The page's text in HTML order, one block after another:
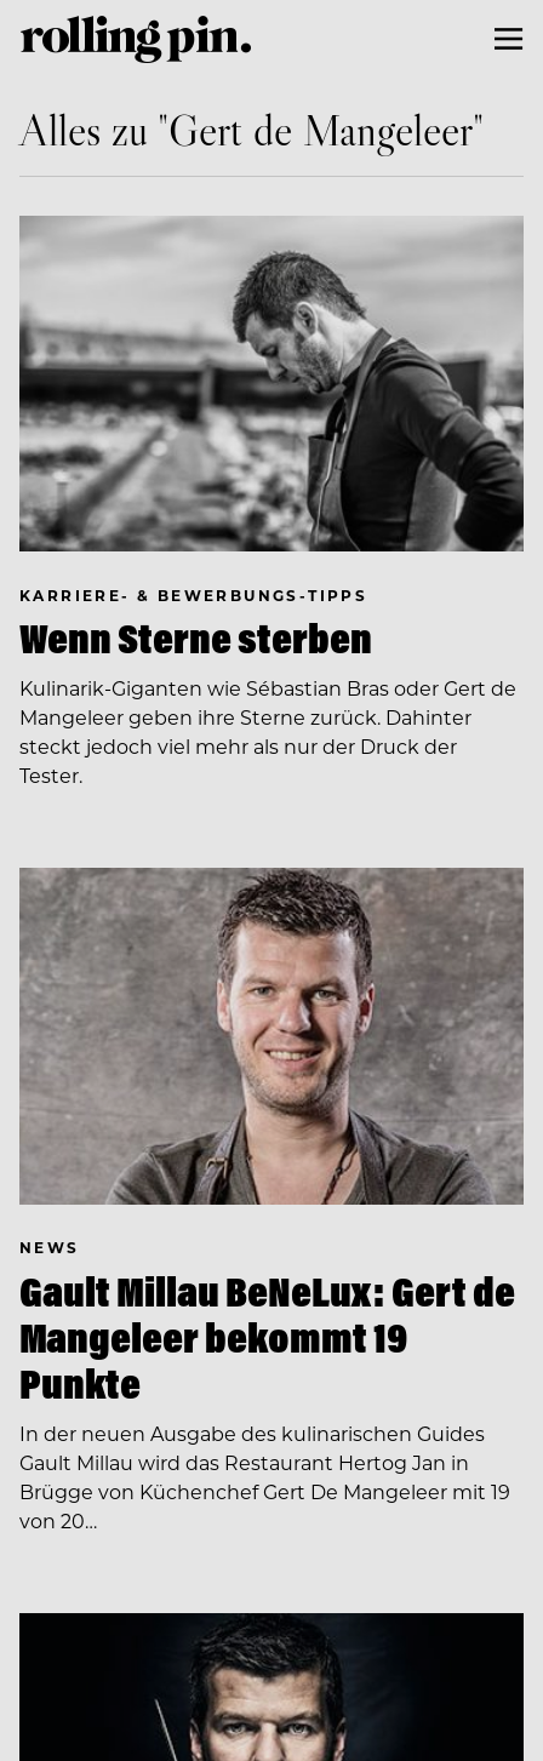
Alles zu "Gert de Mangeleer"
KARRIERE- & BEWERBUNGS-TIPPS
Wenn Sterne sterben
Kulinarik-Giganten wie Sébastian Bras oder Gert de
Mangeleer geben ihre Sterne zurück. Dahinter
steckt jedoch viel mehr als nur der Druck der
Tester.
NEWS
Gault Millau BeNeLux: Gert de
Mangeleer bekommt 19
Punkte
In der neuen Ausgabe des kulinarischen Guides
Gault Millau wird das Restaurant Hertog Jan in
Brügge von Küchenchef Gert De Mangeleer mit 19
von 20…